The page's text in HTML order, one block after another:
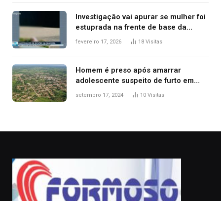
Investigação vai apurar se mulher foi
estuprada na frente de base da
Guarda Metropolitana de Palmas, diz
fevereiro 17, 2026 18 Visitas
Homem é preso após amarrar
adolescente suspeito de furto em
estaca de cerca e agredi-lo
setembro 17, 2024 10 Visitas